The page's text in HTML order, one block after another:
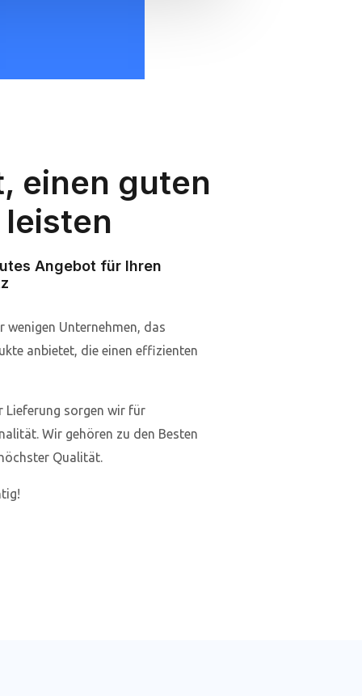
einen guten
Angebot für Ihren
wenigen Unternehmen, das
anbietet, die einen effizienten
Lieferung sorgen wir für
Wir gehören zu den Besten
Qualität.